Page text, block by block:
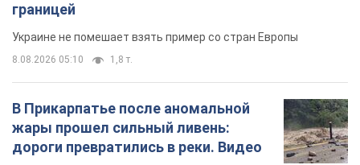
границей
Украине не помешает взять пример со стран Европы
8.08.2026 05:10 1,8 т.
В Прикарпатье после аномальной
жары прошел сильный ливень:
дороги превратились в реки. Видео